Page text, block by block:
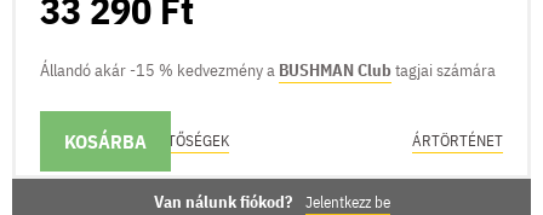
Állandó akár -15 % kedvezmény a BUSHMAN Clubtagjai számára
KOSÁRBA
KÉZBESÍTÉSI LEHETŐSÉGEK ÁRTÖRTÉNET
Van nálunk fiókod? Jelentkezz be